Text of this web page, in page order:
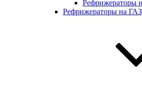
Рефрижераторы
Рефрижераторы на